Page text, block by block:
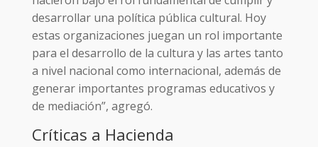
desarrollar una política pública cultural. Hoy
estas organizaciones juegan un rol importante
para el desarrollo de la cultura y las artes tanto
a nivel nacional como internacional, además de
generar importantes programas educativos y
de mediación”, agregó.
Críticas a Hacienda